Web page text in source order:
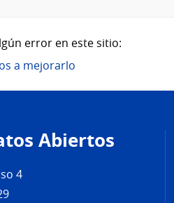
error en este sitio:
a mejorarlo
Abiertos
4